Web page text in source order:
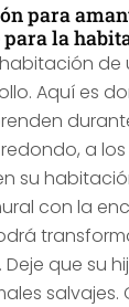
para
la
Aquí es
a
su
con la
que su
salvajes.